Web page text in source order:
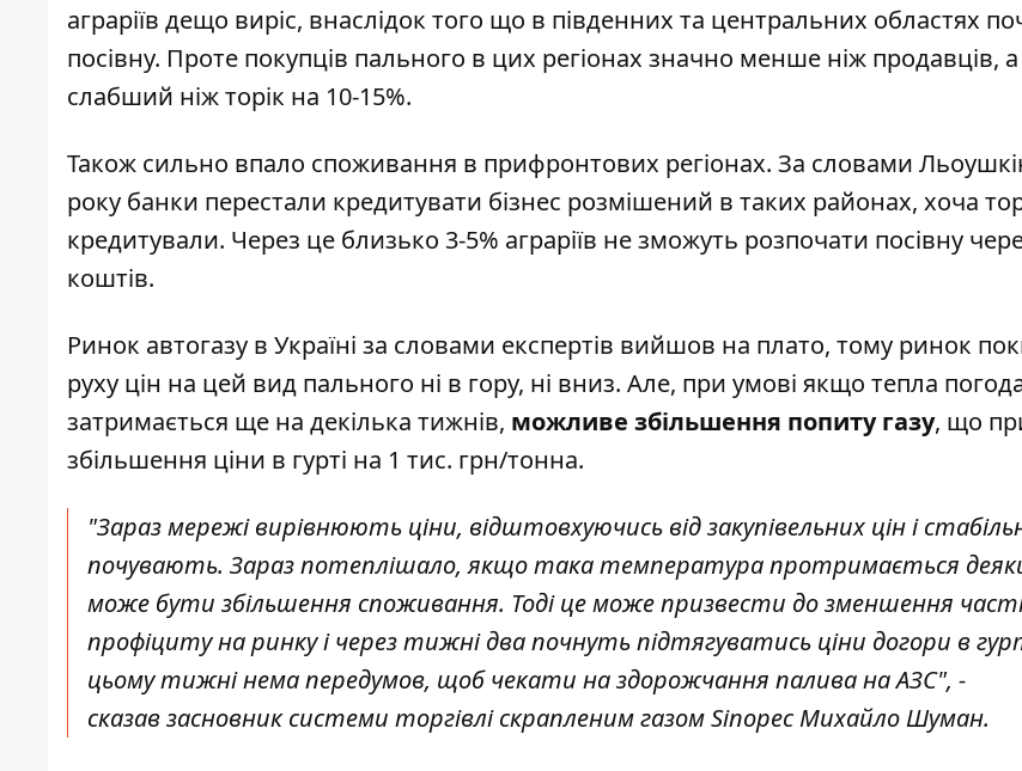
аграріїв дещо виріс, внаслідок того що в південних та центральних областях
посівну. Проте покупців пального в цих регіонах значно менше ніж продавців,
слабший ніж торік на 10-15%.
Також сильно впало споживання в прифронтових регіонах. За словами
року банки перестали кредитувати бізнес розмішений в таких районах, хоча
кредитували. Через це близько 3-5% аграріїв не зможуть розпочати посівну
коштів.
Ринок автогазу в Україні за словами експертів вийшов на плато, тому ринок
руху цін на цей вид пального ні в гору, ні вниз. Але, при умові якщо тепла
затримається ще на декілька тижнів, можливе збільшення попиту газу, що
збільшення ціни в гурті на 1 тис. грн/тонна.
"Зараз мережі вирівнюють ціни, відштовхуючись від закупівельних цін і
почувають. Зараз потеплішало, якщо така температура протримається
може бути збільшення споживання. Тоді це може призвести до зменшення
профіциту на ринку і через тижні два почнуть підтягуватись ціни догори в
цьому тижні нема передумов, щоб чекати на здорожчання палива на АЗС", -
сказав засновник системи торгівлі скрапленим газом Sinopec Михайло Шуман.